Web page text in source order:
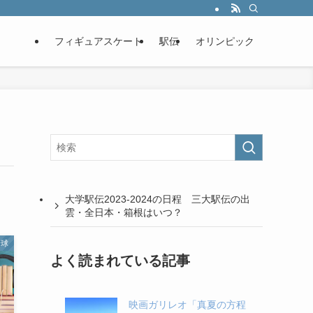
フィギュアスケート 駅伝 オリンピック
大学駅伝2023-2024の日程 三大駅伝の出
雲・全日本・箱根はいつ？
よく読まれている記事
映画ガリレオ「真夏の方程